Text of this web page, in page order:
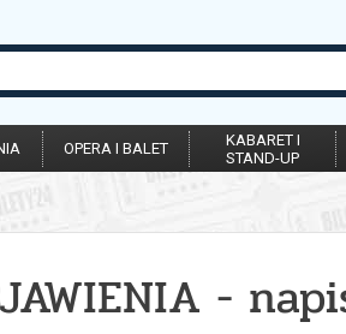
OPERA I BALET
KABARET I
STAND-UP
-